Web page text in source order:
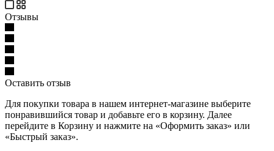
Отзывы
Оставить отзыв
Для покупки товара в нашем интернет-магазине выберите
понравившийся товар и добавьте его в корзину. Далее
перейдите в Корзину и нажмите на «Оформить заказ» или
«Быстрый заказ».